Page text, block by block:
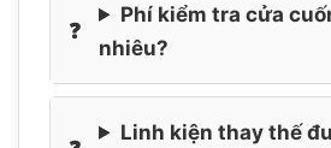
Phí kiểm tra cửa
nhiêu?
Linh kiện thay thế